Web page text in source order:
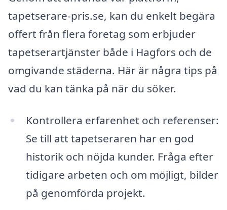
tapetserare-pris.se, kan du enkelt begära
offert från flera företag som erbjuder
tapetserartjänster både i Hagfors och de
omgivande städerna. Här är några tips på
vad du kan tänka på när du söker.
Kontrollera erfarenhet och referenser:
Se till att tapetseraren har en god
historik och nöjda kunder. Fråga efter
tidigare arbeten och om möjligt, bilder
på genomförda projekt.